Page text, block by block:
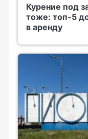
Курение под
тоже: топ-5
в аренду